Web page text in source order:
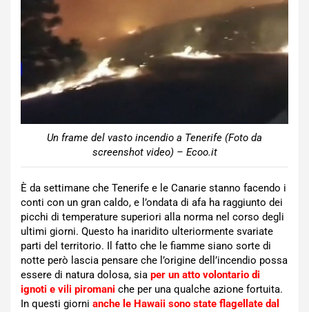
Un frame del vasto incendio a Tenerife (Foto da
screenshot video) – Ecoo.it
È da settimane che Tenerife e le Canarie stanno facendo i
conti con un gran caldo, e l’ondata di afa ha raggiunto dei
picchi di temperature superiori alla norma nel corso degli
ultimi giorni. Questo ha inaridito ulteriormente svariate
parti del territorio. Il fatto che le fiamme siano sorte di
notte però lascia pensare che l’origine dell’incendio possa
essere di natura dolosa, sia per un atto volontario di
ignoti e vili piromani che per una qualche azione fortuita.
In questi giorni anche le Hawaii sono state flagellate dal